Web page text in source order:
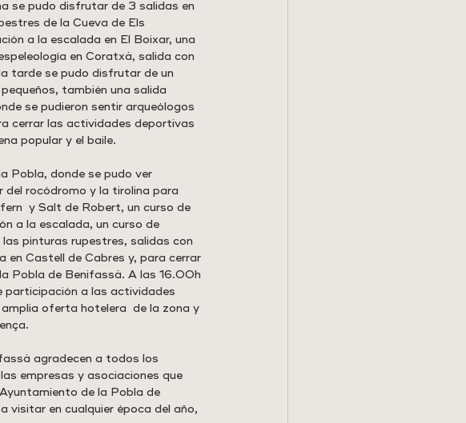
se pudo disfrutar de 3 salidas en
de la Cueva de Els
a la escalada en El Boixar, una
en Coratxà, salida con
tarde se pudo disfrutar de un
también una salida
se pudieron sentir arqueólogos
cerrar las actividades deportivas
popular y el baile.
Pobla, donde se pudo ver
del rocódromo y la tirolina para
y Salt de Robert, un curso de
a la escalada, un curso de
pinturas rupestres, salidas con
en Castell de Cabres y, para cerrar
Pobla de Benifassà. A las 16.00h
participación a las actividades
oferta hotelera  de la zona y
agradecen a todos los
empresas y asociaciones que
de la Pobla de
visitar en cualquier época del año,